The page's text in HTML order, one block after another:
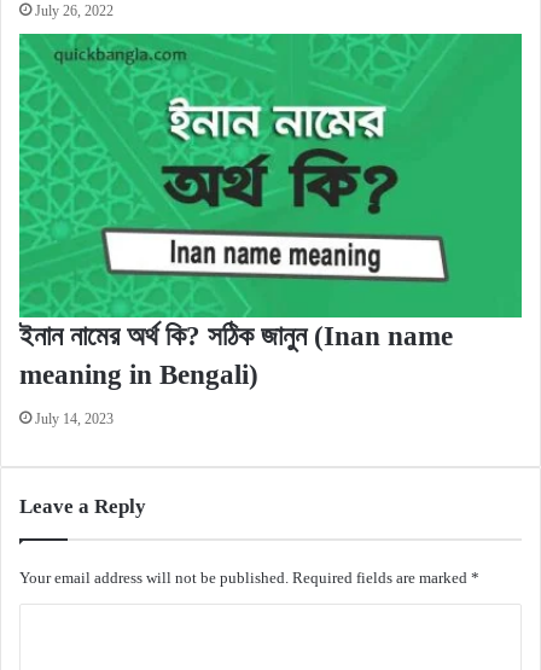
July 26, 2022
ইনান নামের অর্থ কি? সঠিক জানুন (Inan name
meaning in Bengali)
July 14, 2023
Leave a Reply
Your email address will not be published. Required fields are marked *